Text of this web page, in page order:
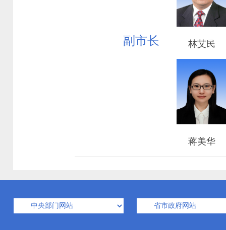
副市长 林艾民
蒋美华